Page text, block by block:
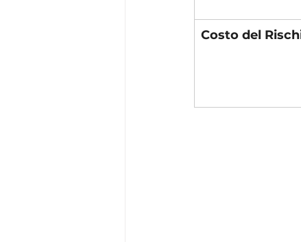
Costo del